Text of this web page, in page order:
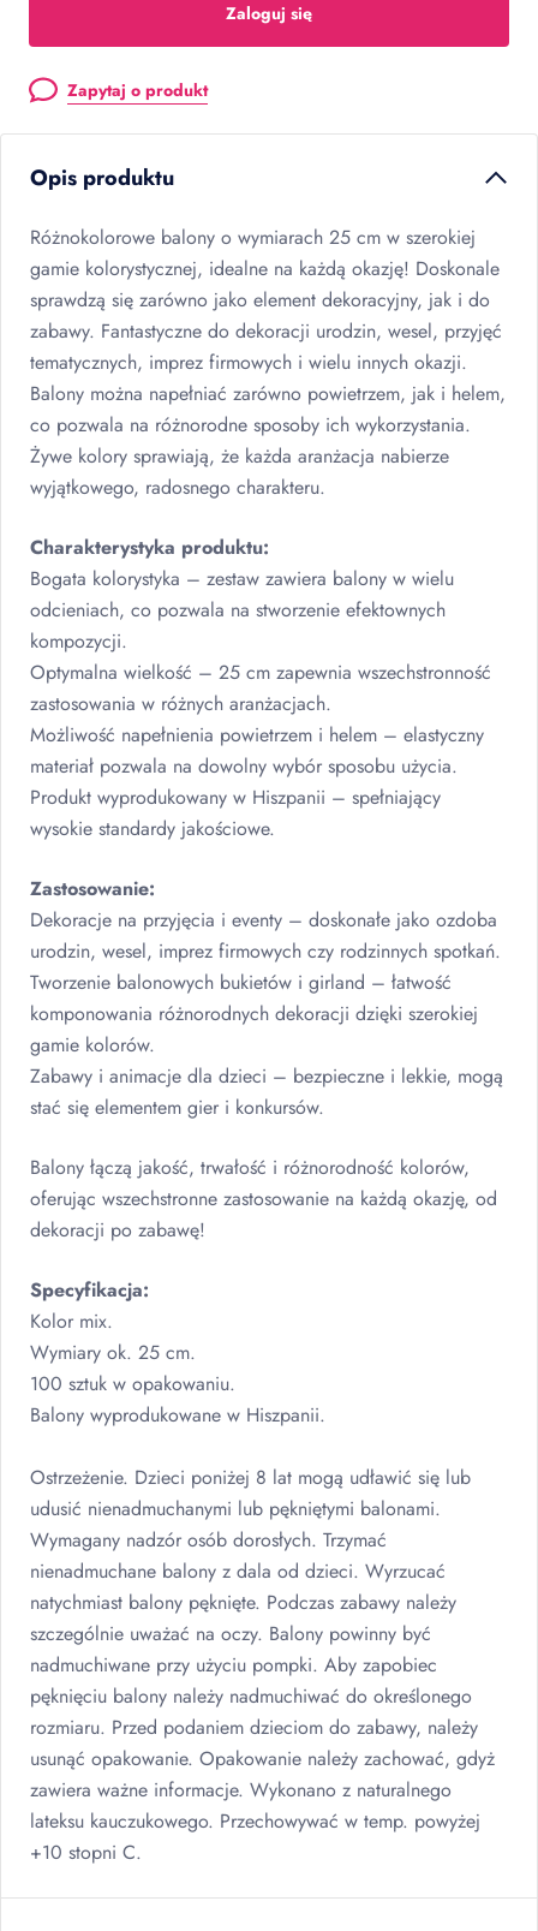
Zaloguj się
Zapytaj o produkt
Opis produktu
Różnokolorowe balony o wymiarach 25 cm w szerokiej
gamie kolorystycznej, idealne na każdą okazję! Doskonale
sprawdzą się zarówno jako element dekoracyjny, jak i do
zabawy. Fantastyczne do dekoracji urodzin, wesel, przyjęć
tematycznych, imprez firmowych i wielu innych okazji.
Balony można napełniać zarówno powietrzem, jak i helem,
co pozwala na różnorodne sposoby ich wykorzystania.
Żywe kolory sprawiają, że każda aranżacja nabierze
wyjątkowego, radosnego charakteru.
Charakterystyka produktu:
Bogata kolorystyka – zestaw zawiera balony w wielu
odcieniach, co pozwala na stworzenie efektownych
kompozycji.
Optymalna wielkość – 25 cm zapewnia wszechstronność
zastosowania w różnych aranżacjach.
Możliwość napełnienia powietrzem i helem – elastyczny
materiał pozwala na dowolny wybór sposobu użycia.
Produkt wyprodukowany w Hiszpanii – spełniający
wysokie standardy jakościowe.
Zastosowanie:
Dekoracje na przyjęcia i eventy – doskonałe jako ozdoba
urodzin, wesel, imprez firmowych czy rodzinnych spotkań.
Tworzenie balonowych bukietów i girland – łatwość
komponowania różnorodnych dekoracji dzięki szerokiej
gamie kolorów.
Zabawy i animacje dla dzieci – bezpieczne i lekkie, mogą
stać się elementem gier i konkursów.
Balony łączą jakość, trwałość i różnorodność kolorów,
oferując wszechstronne zastosowanie na każdą okazję, od
dekoracji po zabawę!
Specyfikacja:
Kolor mix.
Wymiary ok. 25 cm.
100 sztuk w opakowaniu.
Balony wyprodukowane w Hiszpanii.
Ostrzeżenie. Dzieci poniżej 8 lat mogą udławić się lub
udusić nienadmuchanymi lub pękniętymi balonami.
Wymagany nadzór osób dorosłych. Trzymać
nienadmuchane balony z dala od dzieci. Wyrzucać
natychmiast balony pęknięte. Podczas zabawy należy
szczególnie uważać na oczy. Balony powinny być
nadmuchiwane przy użyciu pompki. Aby zapobiec
pęknięciu balony należy nadmuchiwać do określonego
rozmiaru. Przed podaniem dzieciom do zabawy, należy
usunąć opakowanie. Opakowanie należy zachować, gdyż
zawiera ważne informacje. Wykonano z naturalnego
lateksu kauczukowego. Przechowywać w temp. powyżej
+10 stopni C.